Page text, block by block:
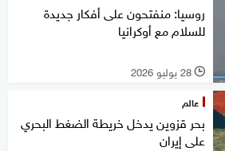
روسيا: منفتحون على أفكار جديدة
للسلام مع أوكرانيا
l 28 يوليو 2026
عالم
بحر قزوين يدخل خريطة الضغط البحري
على إيران